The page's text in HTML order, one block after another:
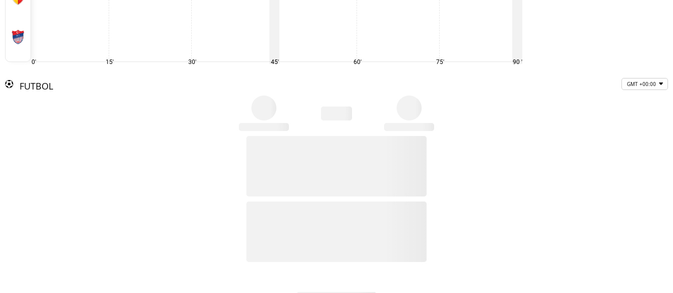
0' 15' 30' 45' 60' 75' 90 '
FUTBOL GMT +00:00